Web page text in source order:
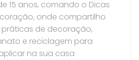
15 anos, comando o Dicas
onde compartilho
práticas de decoração,
e reciclagem para
na sua casa